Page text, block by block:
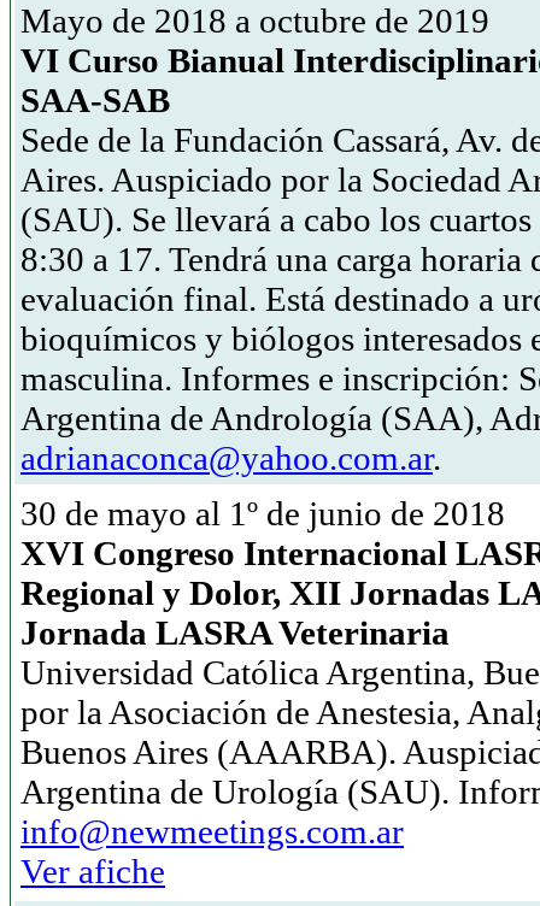
Mayo de 2018 a octubre de 2019
VI Curso Bianual
SAA-SAB
Sede de la Fundación Cassará, Av.
Aires. Auspiciado por la Sociedad
(SAU). Se llevará a cabo los
8:30 a 17. Tendrá una carga horaria
evaluación final. Está destinado a
bioquímicos y biólogos interesados
masculina. Informes e inscripción:
Argentina de Andrología (SAA),
adrianaconca@yahoo.com.ar.
30 de mayo al 1º de junio de 2018
XVI Congreso Internacional
Regional y Dolor, XII Jornadas
Jornada LASRA Veterinaria
Universidad Católica Argentina,
por la Asociación de Anestesia,
Buenos Aires (AAARBA).
Argentina de Urología (SAU).
info@newmeetings.com.ar
Ver afiche